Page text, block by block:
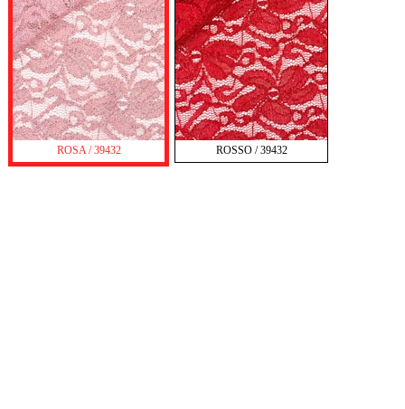
ROSA / 39432 ROSSO / 39432